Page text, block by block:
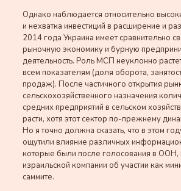
Однако наблюдается относительно
и нехватка инвестиций в расширение и
2014 года Украина имеет сравнительно
рыночную экономику и бурную
деятельность. Роль МСП неуклонно
всем показателям (доля оборота,
продаж). После частичного открытия
сельскохозяйственного назначения
средних предприятий в сельском
расти, хотя этот сектор по-прежнему
Но я точно должна сказать, что в этом
ощутили влияние различных
которые были после голосования в
израильской компании об участии как
саммите.